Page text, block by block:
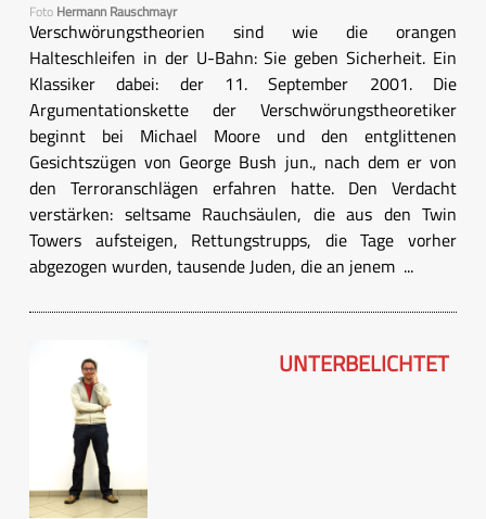
Foto Hermann Rauschmayr
Verschwörungstheorien sind wie die orangen
Halteschleifen in der U-Bahn: Sie geben Sicherheit. Ein
Klassiker dabei: der 11. September 2001. Die
Argumentationskette der Verschwörungstheoretiker
beginnt bei Michael Moore und den entglittenen
Gesichtszügen von George Bush jun., nach dem er von
den Terroranschlägen erfahren hatte. Den Verdacht
verstärken: seltsame Rauchsäulen, die aus den Twin
Towers aufsteigen, Rettungstrupps, die Tage vorher
abgezogen wurden, tausende Juden, die an jenem ...
UNTERBELICHTET